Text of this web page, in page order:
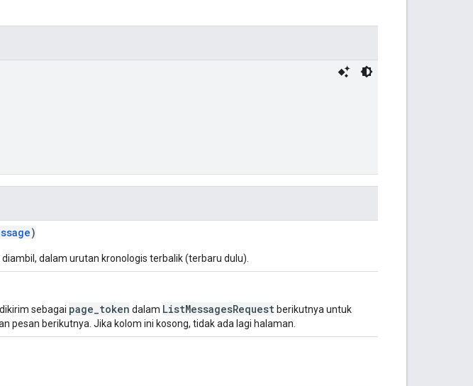
)
dalam urutan kronologis terbalik (terbaru dulu).
sebagai page_token dalam ListMessagesRequest berikutnya untuk
pesan berikutnya. Jika kolom ini kosong, tidak ada lagi halaman.